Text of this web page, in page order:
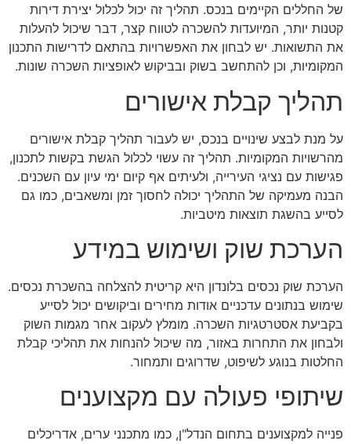
של החללים הקיימים בנכס. תהליך זה יכול לכלול יצירת דירות
קטנות יותר, המיועדות להשכרה לטווח קצר, דבר שיכול להעלות
את התשואות. יש לבחון את האפשרויות בהתאם לדרישות התכנון
המקומיות, וכן להתחשב בשוק ובביקוש לאופציות השכרה שונות.
תהליך קבלת אישורים
על מנת לבצע שינויים בנכס, יש לעבור תהליך קבלת אישורים
מהרשויות המקומיות. תהליך זה עשוי לכלול הגשת בקשות לתכנון,
פגישות עם נציגי העירייה, ולעיתים אף קיום ימי עיון עם השכנים.
הבנה מעמיקה של התהליך יכולה לחסוך זמן ומשאבים, כמו גם
לסייע בהשגת תוצאות מיטביות.
הערכת שוק ושימוש במידע
הערכת שוק נכסים בלונדון היא קריטית להצלחה בהשכרת נכסים.
שימוש בנתונים עדכניים אודות מחירים וביקושים יכול לסייע
בקביעת אסטרטגיות השכרה. מומלץ לעקוב אחר מגמות השוק
ולבחון את התחרות באזור, מה שיכול להנחות את תהליכי קבלת
החלטות בנוגע לשיפוט, שדרוגים ותמחור.
שיתופי פעולה עם מקצוענים
פנייה למקצוענים בתחום הנדל"ן, כמו מתכנני ערים, אדריכלים